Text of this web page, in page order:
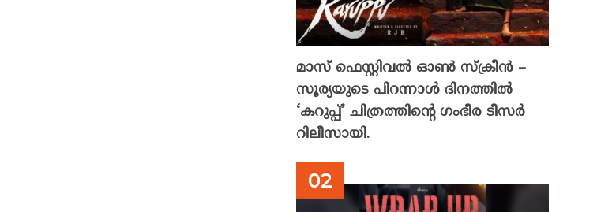
മാസ് ഫെസ്റ്റിവൽ ഓൺ സ്‌ക്രീൻ –
സൂര്യയുടെ പിറന്നാൾ ദിനത്തിൽ
‘കറുപ്പ്’ ചിത്രത്തിന്റെ ഗംഭീര ടീസർ
റിലീസായി.